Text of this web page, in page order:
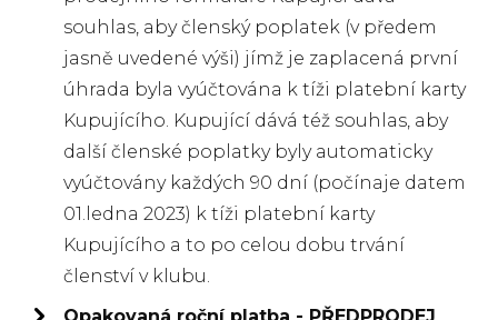
souhlas, aby členský poplatek (v předem
jasně uvedené výši) jímž je zaplacená první
úhrada byla vyúčtována k tíži platební karty
Kupujícího. Kupující dává též souhlas, aby
další členské poplatky byly automaticky
vyúčtovány každých 90 dní (počínaje datem
01.ledna 2023) k tíži platební karty
Kupujícího a to po celou dobu trvání
členství v klubu.